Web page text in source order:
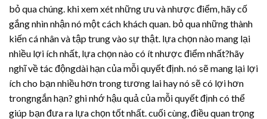
bỏ qua chúng. khi xem xét những ưu và nhược điểm, hãy cố
gắng nhìn nhận nó một cách khách quan. bỏ qua những thành
kiến ​​cá nhân và tập trung vào sự thật. lựa chọn nào mang lại
nhiều lợi ích nhất, lựa chọn nào có ít nhược điểm nhất?hãy
nghĩ về tác độngdài hạn của mỗi quyết định. nó sẽ mang lại lợi
ích cho bạn nhiều hơn trong tương lai hay nó sẽ có lợi hơn
trongngắn hạn? ghi nhớ hậu quả của mỗi quyết định có thể
giúp bạn đưa ra lựa chọn tốt nhất. cuối cùng, điều quan trọng